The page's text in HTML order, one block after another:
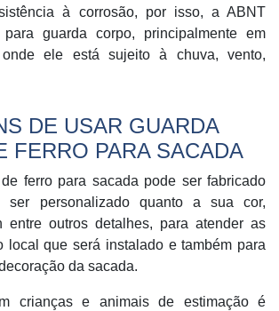
à corrosão, por isso, a ABNT
guarda corpo, principalmente em
ele está sujeito à chuva, vento,
DE USAR GUARDA
FERRO PARA SACADA
ferro para sacada pode ser fabricado
ser personalizado quanto a sua cor,
entre outros detalhes, para atender as
local que será instalado e também para
da sacada.
crianças e animais de estimação é